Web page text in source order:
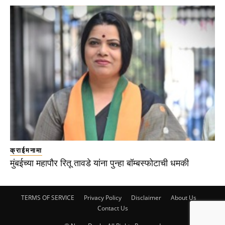
क्राईमनामा
मुंबईच्या महापौर रितू तावडे यांना पुन्हा बॉम्बस्फोटाची धमकी
TERMS OF SERVICE Privacy Policy Disclaimer
About Us
Contact Us